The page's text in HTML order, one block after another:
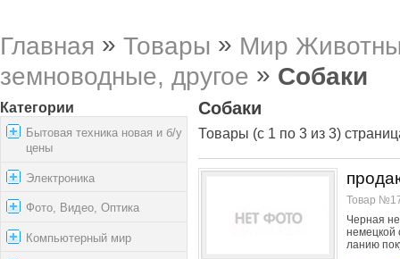
Главная » Товары » Мир
земноводные, другое » Собаки
Категории
Бытовая техника новая и б/у
цены
Электроника
Фото, Видео, Оптика
Компьютерный мир
Собаки
Товары (с 1 по 3 из 3)
Товар
Черная
немецкой
ланию